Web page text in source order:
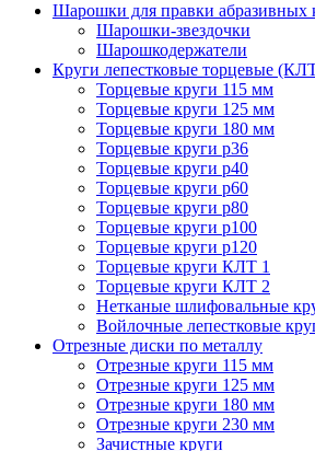
Шарошки для правки абразивных
Шарошки-звездочки
Шарошкодержатели
Круги лепестковые торцевые
Торцевые круги 115 мм
Торцевые круги 125 мм
Торцевые круги 180 мм
Торцевые круги p36
Торцевые круги p40
Торцевые круги p60
Торцевые круги p80
Торцевые круги p100
Торцевые круги p120
Торцевые круги КЛТ 1
Торцевые круги КЛТ 2
Нетканые шлифовальные
Войлочные лепестковые
Отрезные диски по металлу
Отрезные круги 115 мм
Отрезные круги 125 мм
Отрезные круги 180 мм
Отрезные круги 230 мм
Зачистные круги